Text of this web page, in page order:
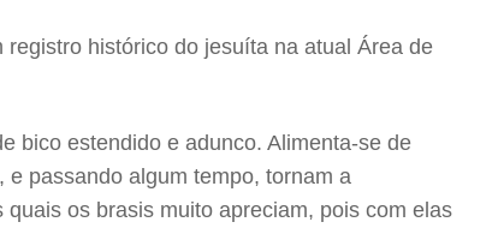
histórico do jesuíta na atual Área de
bico estendido e adunco. Alimenta-se de
passando algum tempo, tornam a
os brasis muito apreciam, pois com elas